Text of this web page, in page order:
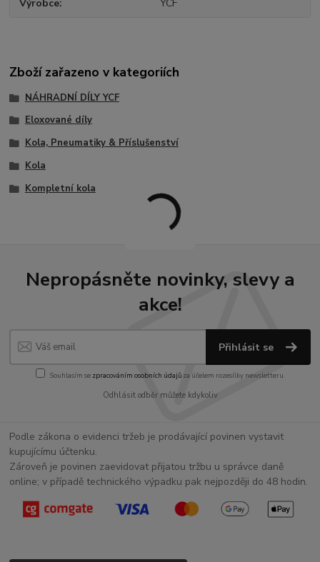
Výrobce YCF
Zboží zařazeno v kategoriích
NÁHRADNÍ DÍLY YCF
Eloxované díly
Kola, Pneumatiky & Příslušenství
Kola
Kompletní kola
Nepropásněte novinky, slevy a
akce!
Přihlásit se
Souhlasím se zpracováním osobních údajůza účelem rozesílky newsletteru.
Odhlásit odběr můžete kdykoliv
Podle zákona o evidenci tržeb je prodávající povinen vystavit
kupujícímu účtenku.
Zároveň je povinen zaevidovat přijatou tržbu u správce daně
online; v případě technického výpadku pak nejpozději do 48 hodin.